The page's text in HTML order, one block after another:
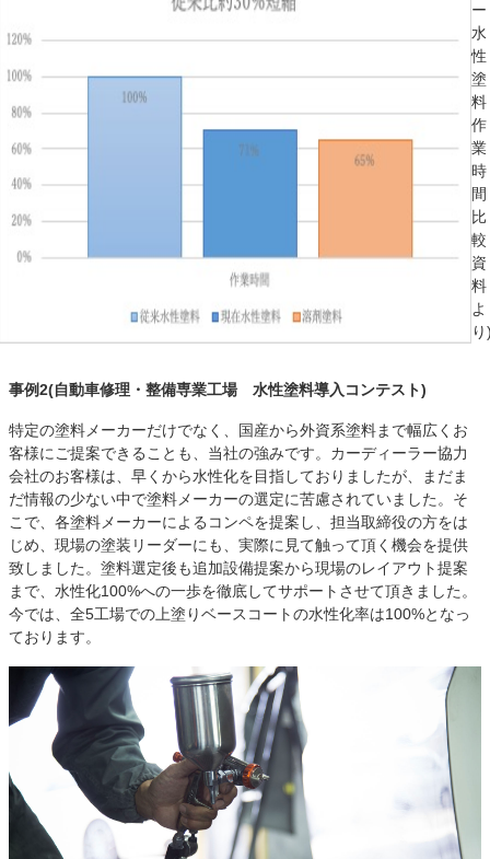
ー
水
性
塗
料
作
業
時
間
比
較
資
料
よ
り
事例2(自動車修理・整備専業工場 水性塗料導入コンテスト)
特定の塗料メーカーだけでなく、国産から外資系塗料まで幅広くお
客様にご提案できることも、当社の強みです。カーディーラー協力
会社のお客様は、早くから水性化を目指しておりましたが、まだま
だ情報の少ない中で塗料メーカーの選定に苦慮されていました。そ
こで、各塗料メーカーによるコンペを提案し、担当取締役の方をは
じめ、現場の塗装リーダーにも、実際に見て触って頂く機会を提供
致しました。塗料選定後も追加設備提案から現場のレイアウト提案
まで、水性化100%への一歩を徹底してサポートさせて頂きました。
今では、全5工場での上塗りベースコートの水性化率は100%となっ
ております。